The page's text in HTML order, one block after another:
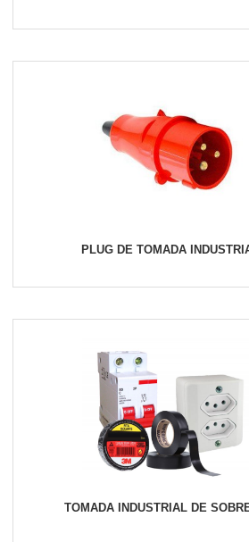
PLUG DE TOMADA
TOMADA INDUSTRIAL DE